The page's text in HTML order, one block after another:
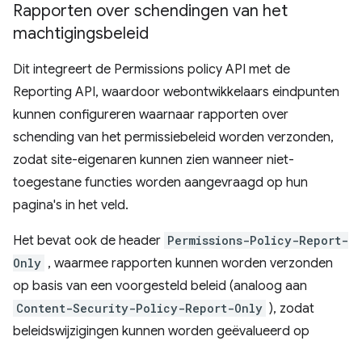
Rapporten over schendingen van het
machtigingsbeleid
Dit integreert de Permissions policy API met de
Reporting API, waardoor webontwikkelaars eindpunten
kunnen configureren waarnaar rapporten over
schending van het permissiebeleid worden verzonden,
zodat site-eigenaren kunnen zien wanneer niet-
toegestane functies worden aangevraagd op hun
pagina's in het veld.
Het bevat ook de header Permissions-Policy-Report-
Only , waarmee rapporten kunnen worden verzonden
op basis van een voorgesteld beleid (analoog aan
Content-Security-Policy-Report-Only ), zodat
beleidswijzigingen kunnen worden geëvalueerd op